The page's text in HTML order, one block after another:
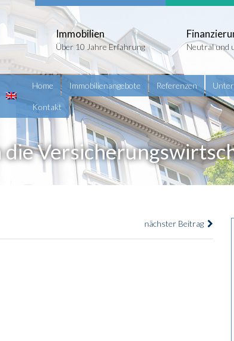
Immobilien
Über 10 Jahre Erfahrung Neutral und
Home Immobilienangebote Referenzen
Kontakt
nächster Beitrag